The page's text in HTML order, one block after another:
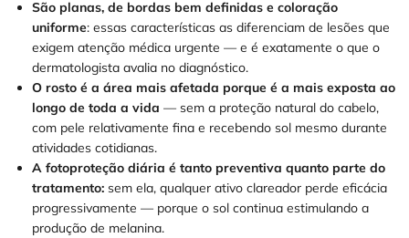
São planas, de bordas bem definidas e coloração
uniforme: essas características as diferenciam de lesões que
exigem atenção médica urgente — e é exatamente o que o
dermatologista avalia no diagnóstico.
O rosto é a área mais afetada porque é a mais exposta ao
longo de toda a vida — sem a proteção natural do cabelo,
com pele relativamente fina e recebendo sol mesmo durante
atividades cotidianas.
A fotoproteção diária é tanto preventiva quanto parte do
tratamento: sem ela, qualquer ativo clareador perde eficácia
progressivamente — porque o sol continua estimulando a
produção de melanina.